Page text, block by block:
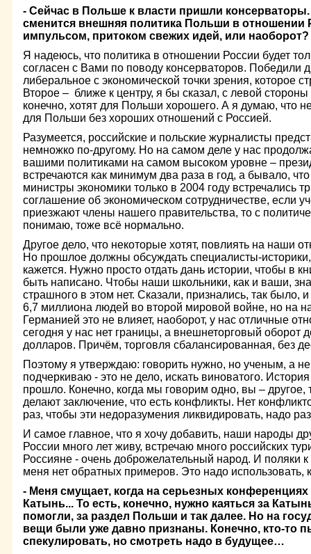
- Сейчас в Польше к власти пришли консерваторы.
сменится внешняя политика Польши в отношении
импульсом, притоком свежих идей, или наоборот?
Я надеюсь, что политика в отношении России будет
согласен с Вами по поводу консерваторов. Победили
либеральное с экономической точки зрения, которое
Второе – ближе к центру, я бы сказал, с левой
конечно, хотят для Польши хорошего. А я думаю, что
для Польши без хороших отношений с Россией.
Разумеется, российские и польские журналисты
немножко по-другому. Но на самом деле у нас
вашими политиками на самом высоком уровне –
встречаются как минимум два раза в год, а бывало,
министры экономики только в 2004 году встречались
соглашение об экономическом сотрудничестве, если
приезжают члены нашего правительства, то с
понимаю, тоже всё нормально.
Другое дело, что некоторые хотят, повлиять на наши
Но прошлое должны обсуждать специалисты-
кажется. Нужно просто отдать дань истории, чтобы в
быть написано. Чтобы наши школьники, как и ваши,
страшного в этом нет. Сказали, признались, так было,
6,7 миллиона людей во второй мировой войне, но на
Германией это не влияет, наоборот, у нас отличные
сегодня у нас нет границы, а внешнеторговый оборот
долларов. Причём, торговля сбалансированная, без
Поэтому я утверждаю: говорить нужно, но ученым, а
подчеркиваю - это не дело, искать виноватого.
прошло. Конечно, когда мы говорим одно, вы – другое,
делают заключение, что есть конфликты. Нет
раз, чтобы эти недоразумения ликвидировать, надо
И самое главное, что я хочу добавить, наши народы
России много лет живу, встречаю много российских
Россияне - очень доброжелательный народ. И поляки
меня нет обратных примеров. Это надо использовать,
- Меня смущает, когда на серьезных конференциях
Катынь... То есть, конечно, нужно каяться за
помогли, за раздел Польши и так далее. Но на
вещи были уже давно признаны. Конечно, кто-то
спекулировать, но смотреть надо в будущее…